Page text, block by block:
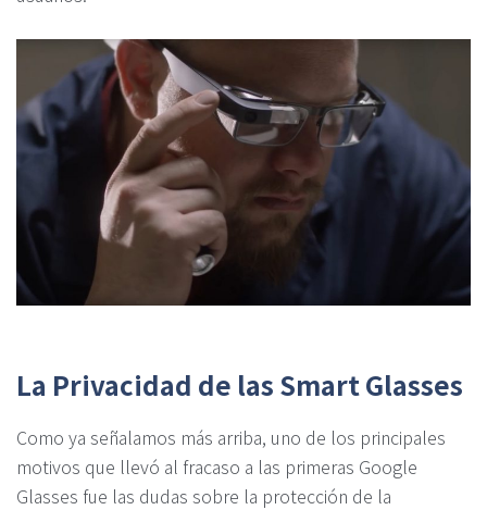
La Privacidad de las Smart Glasses
Como ya señalamos más arriba, uno de los principales
motivos que llevó al fracaso a las primeras Google
Glasses fue las dudas sobre la protección de la